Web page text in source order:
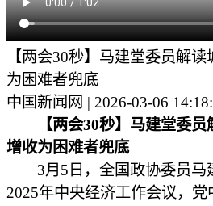
【两会30秒】马建堂委员解
为困难者兜底
中国新闻网 | 2026-03-06
【两会30秒】马建堂委
增收为困难者兜底
3月5日，全国政协委员马
2025年中央经济工作会议，